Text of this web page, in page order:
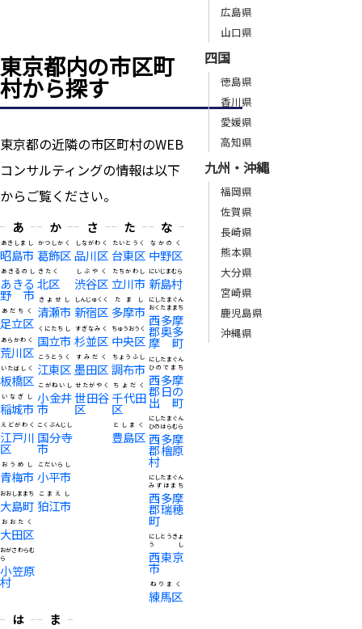
東京都内の市区町
村から探す
東京都の近隣の市区町村のWEB
コンサルティングの情報は以下
からご覧ください。
あ
昭島市
あきしまし
あきる
野市
あきるのし
足立区
あだちく
荒川区
あらかわく
板橋区
いたばしく
稲城市
いなぎし
江戸川
区
えどがわく
青梅市
おうめし
大島町
おおしままち
大田区
おおたく
小笠原
村
おがさわらむ
ら
か
葛飾区
かつしかく
北区
きたく
清瀬市
きよせし
国立市
くにたちし
江東区
こうとうく
小金井
市
こがねいし
国分寺
市
こくぶんじし
小平市
こだいらし
狛江市
こまえし
さ
品川区
しながわく
渋谷区
しぶやく
新宿区
しんじゅくく
杉並区
すぎなみく
墨田区
すみだく
世田谷
区
せたがやく
た
台東区
たいとうく
立川市
たちかわし
多摩市
たまし
中央区
ちゅうおうく
調布市
ちょうふし
千代田
区
ちよだく
豊島区
としまく
な
中野区
なかのく
新島村
にいじまむら
西多摩
郡奥多
摩町
にしたまぐん
おくたままち
西多摩
郡日の
出町
にしたまぐん
ひのでまち
西多摩
郡檜原
村
にしたまぐん
ひのはらむら
西多摩
郡瑞穂
町
にしたまぐん
みずほまち
西東京
市
にしとうきょ
うし
練馬区
ねりまく
は
ま
広島県
山口県
四国
徳島県
香川県
愛媛県
高知県
九州・沖縄
福岡県
佐賀県
長崎県
熊本県
大分県
宮崎県
鹿児島県
沖縄県